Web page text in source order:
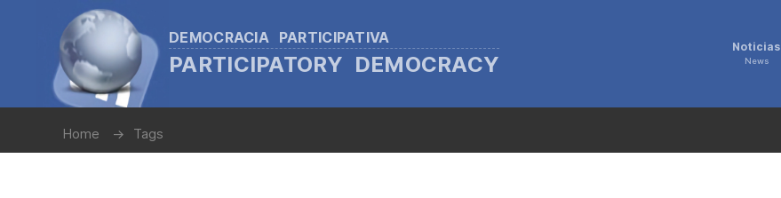
DEMOCRACIA PARTICIPATIVA
PARTICIPATORY DEMOCRACY
Noticias
News
Home Tags